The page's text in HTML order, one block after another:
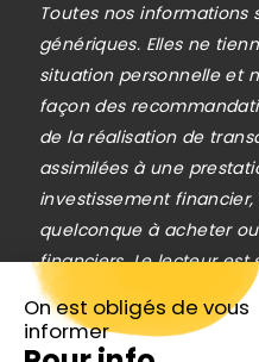
On est obligés de vous
informer
Toutes nos informations
génériques. Elles ne
situation personnelle et
façon des
de la réalisation de
assimilées à une
investissement
quelconque à acheter
financiers. Le lecteur est
l’utilisation de
recours contre la société
Cafedelabourse.com ne